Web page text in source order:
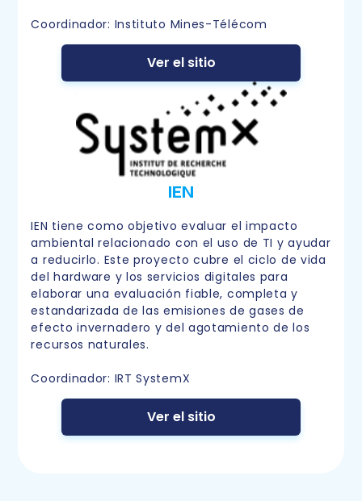
Coordinador: Instituto Mines-Télécom
Ver el sitio
IEN
IEN tiene como objetivo evaluar el impacto
ambiental relacionado con el uso de TI y ayudar
a reducirlo. Este proyecto cubre el ciclo de vida
del hardware y los servicios digitales para
elaborar una evaluación fiable, completa y
estandarizada de las emisiones de gases de
efecto invernadero y del agotamiento de los
recursos naturales.
Coordinador: IRT SystemX
Ver el sitio